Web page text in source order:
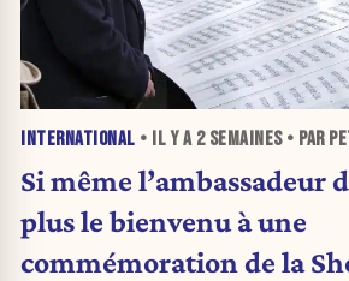
INTERNATIONAL • IL Y A 2 SEMAINES• PAR
Si même l’ambassadeur
plus le bienvenu à une
commémoration de la